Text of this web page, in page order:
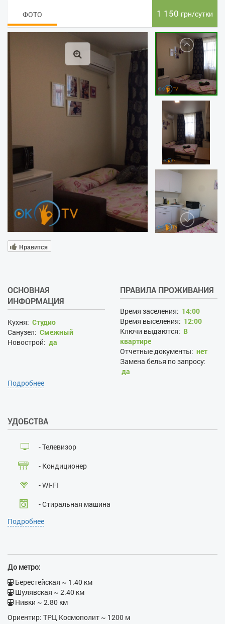
ФОТО 1 150 грн/сутки
Нравится
ОСНОВНАЯ
ИНФОРМАЦИЯ
Кухня: Студио
Санузел: Смежный
Новострой: да
ПРАВИЛА ПРОЖИВАНИЯ
Время заселения: 14:00
Время выселения: 12:00
Ключи выдаются: В
квартире
Отчетные документы: нет
Замена белья по запросу:
да
Наличие документов,
Подробнее
УДОБСТВА
- Телевизор
- Кондиционер
- WI-FI
- Стиральная машина
- Кабельное ТВ
- Бойлер
- Электрочайник
- Кухонная плита
Подробнее
До метро:
Берестейская ~ 1.40 км
Шулявская ~ 2.40 км
Нивки ~ 2.80 км
Ориентир: ТРЦ Космополит ~ 1200 м